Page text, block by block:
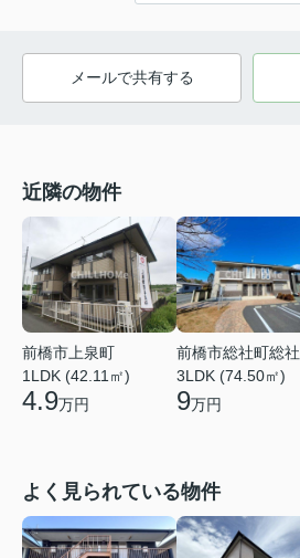
メールで共有する
近隣の物件
前橋市上泉町
1LDK (42.11㎡)
4.9万円
前橋市総社町総社
3LDK (74.50㎡)
9万円
よく見られている物件